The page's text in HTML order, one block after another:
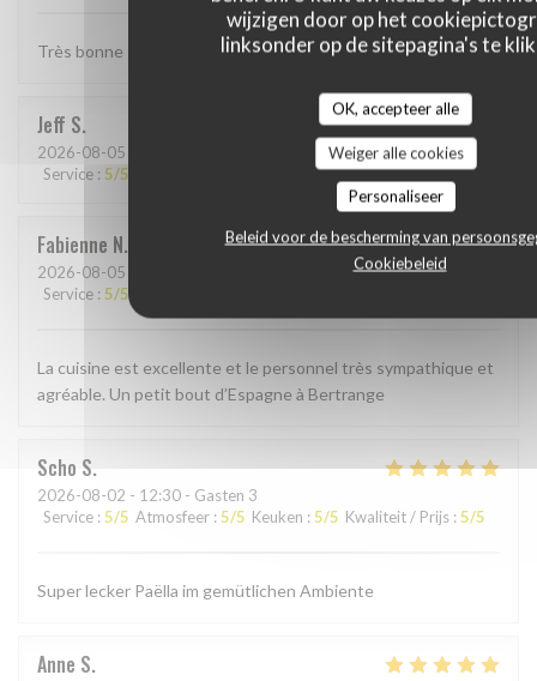
wijzigen door op het
linksonder op de sitepagina's te
OK, accepteer alle
Weiger alle cookies
Personaliseer
Beleid voor de bescherming van
Cookiebeleid
Très bonne Paella, quantité un peu petite . . .
Jeff S
2026-08-05
Service : 5/5 5/5 Kwaliteit / Prijs:4/5
Fabienne N
2026-08-05
Service : 5/5
La cuisine est excellente et le personnel très sympathique et
agréable. Un petit bout d’Espagne à Bertrange
Scho S
2026-08-02 - 12:30 - Gasten 3
Service : 5/5 Atmosfeer : 5/5 Keuken : 5/5 Kwaliteit / Prijs : 5/5
Super lecker Paëlla im gemütlichen Ambiente
Anne S